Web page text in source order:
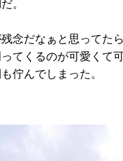
。
念だなぁと思ってた
てくるのが可愛くて
佇んでしまった。